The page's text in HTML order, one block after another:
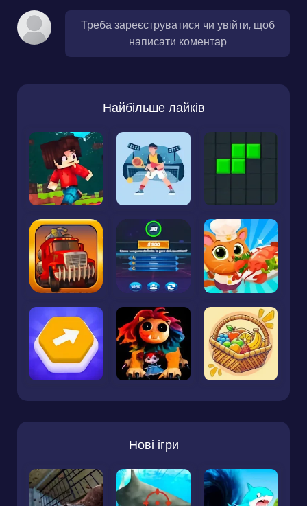
Треба зареєструватися чи увійти, щоб
написати коментар
Найбільше лайків
Нові ігри